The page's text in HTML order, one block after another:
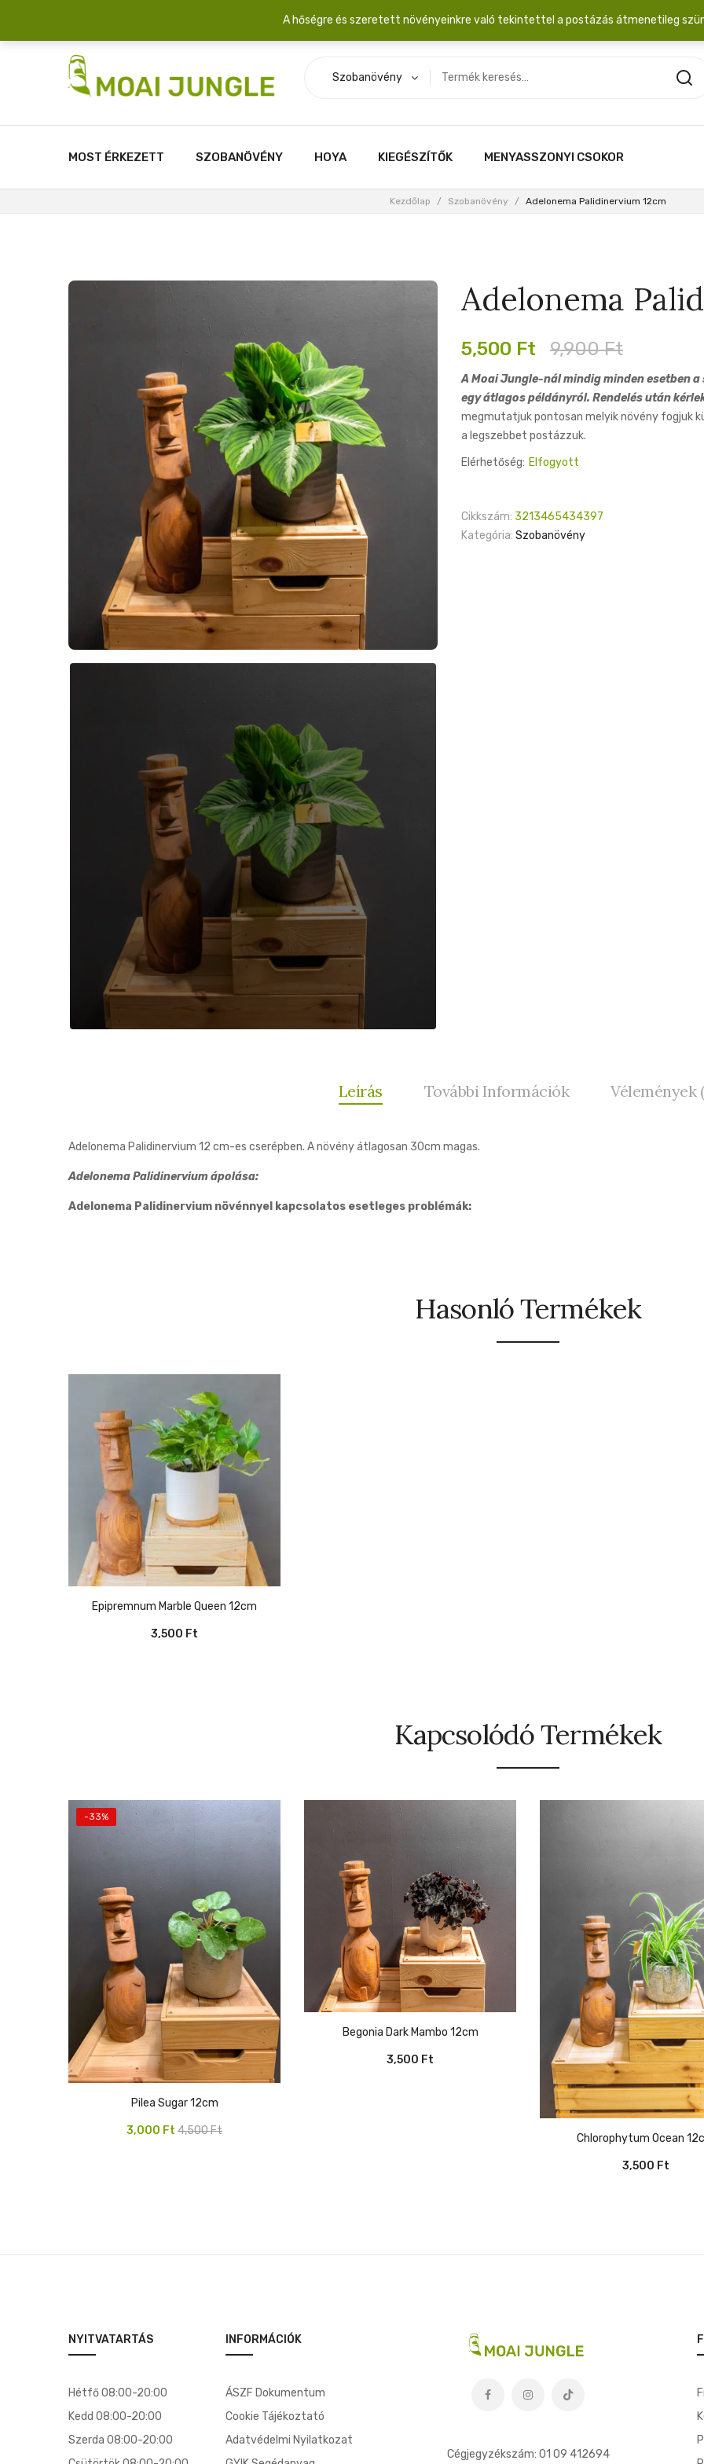
Szállítási díj: 2.200 Ft/csomag átlagosan 3-5 növény fér egy dobozba. 20.000 Ft érték felett INGYEN posta!
Szobanövény
MOST ÉRKEZETT SZOBANÖVÉNY HOYA KIEGÉSZÍTŐK MENYASSZONYI CSOKOR
Kezdőlap / Szobanövény / Adelonema Palidinervium 12cm
Adelonema
9,900Ft
Original
was:
9,900 Ft.
5,500 Ft
Current
is:
5,500 Ft.
A Moai Jungle-nál mindig minden esetben
egy átlagos példányról. Rendelés után
megmutatjuk pontosan melyik növény fogjuk
a legszebbet postázzuk.
Elérhetőség: Elfogyott
Cikkszám: 3213465434397
Kategória: Szobanövény
Leírás További Információk Vélemények
Adelonema Palidinervium 12 cm-es cserépben. A növény átlagosan 30cm magas.
Adelonema Palidinervium ápolása:
Adelonema Palidinervium növénnyel kapcsolatos esetleges problémák:
Hasonló Termékek
Epipremnum Marble Queen 12cm
3,500 Ft
Kapcsolódó Termékek
-33%
Pilea Sugar 12cm
4,500Ft
Original
3,000 FtCurrent
Begonia Dark Mambo 12cm
3,500 Ft
Chlorophytum Ocean
3,500 Ft
NYITVATARTÁS
Hétfő 08:00-20:00
Kedd 08:00-20:00
Szerda 08:00-20:00
INFORMÁCIÓK
ÁSZF Dokumentum
Cookie Tájékoztató
Adatvédelmi Nyilatkozat
Cégjegyzékszám: 01 09 412694
A hőségre és szeretett növényeinkre való tekintettel a postázás átmenetileg